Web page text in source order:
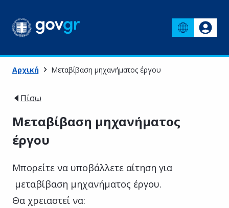
Αρχική Μεταβίβαση μηχανήματος έργου
Πίσω
Μεταβίβαση μηχανήματος
έργου
Μπορείτε να υποβάλλετε αίτηση για
μεταβίβαση μηχανήματος έργου.
Θα χρειαστεί να: